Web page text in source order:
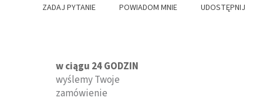
ZADAJ PYTANIE POWIADOM MNIE UDOSTĘPNIJ
w ciągu 24 GODZIN
wyślemy Twoje
zamówienie